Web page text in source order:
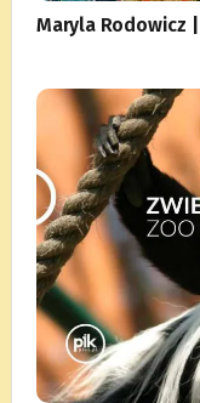
Maryla Rodowicz